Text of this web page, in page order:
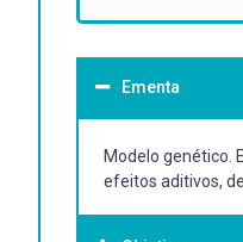
Ementa
Modelo genético.
efeitos aditivos,